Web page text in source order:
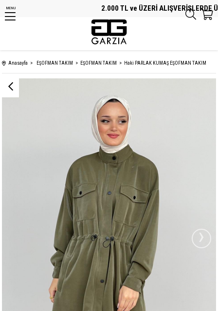
2.000 TL ve ÜZERİ ALIŞVERİŞLERDE
MENU
Anasayfa EŞOFMAN TAKIM EŞOFMAN TAKIM Haki PARLAK KUMAŞ EŞOFMAN TAKIM
›